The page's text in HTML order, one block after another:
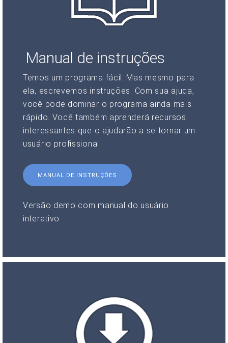
Manual de instruções
Temos um programa fácil. Mas mesmo para
ela, escrevemos instruções. Com sua ajuda,
você pode dominar o programa ainda mais
rápido. Você também aprenderá recursos
interessantes que o ajudarão a se tornar um
usuário profissional.
MANUAL DE INSTRUÇÕES
Versão demo com manual do usuário
interativo